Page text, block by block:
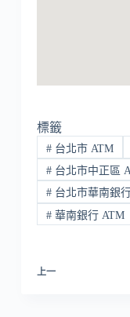
標籤
#台北市 ATM
#台北市中正區
#台北市華南銀
#華南銀行 ATM
上一